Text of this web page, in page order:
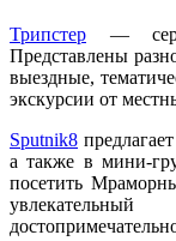
Трипстер —
Представлены
выездные,
экскурсии от
Sputnik8
а также в мини-
посетить